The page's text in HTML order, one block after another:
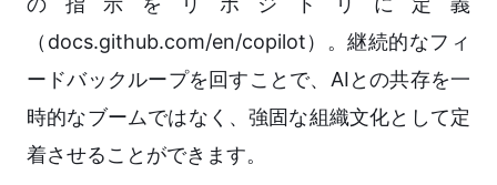
（docs.github.com/en/copilot）。継続的なフィ
ードバックループを回すことで、AIとの共存を一
時的なブームではなく、強固な組織文化として定
着させることができます。